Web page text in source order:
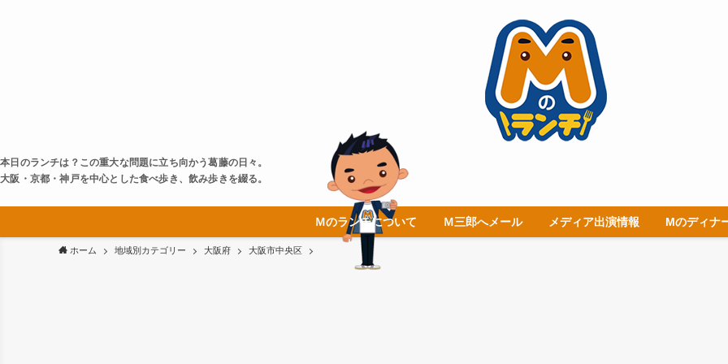
本日のランチは？この重大な問題に立ち向かう葛藤の日々。
大阪・京都・神戸を中心とした食べ歩き、飲み歩きを綴る。
Ｍのランチについて Ｍ三郎へメール メディア出演情報 Mのディナ
ホーム 地域別カテゴリー 大阪府 大阪市中央区